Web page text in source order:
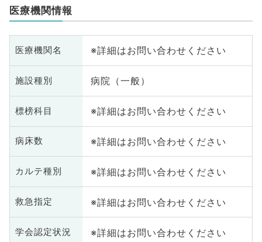
医療機関情報
医療機関名 ※詳細はお問い合わせください
施設種別 病院（一般）
標榜科目 ※詳細はお問い合わせください
病床数 ※詳細はお問い合わせください
カルテ種別 ※詳細はお問い合わせください
救急指定 ※詳細はお問い合わせください
学会認定状況 ※詳細はお問い合わせください